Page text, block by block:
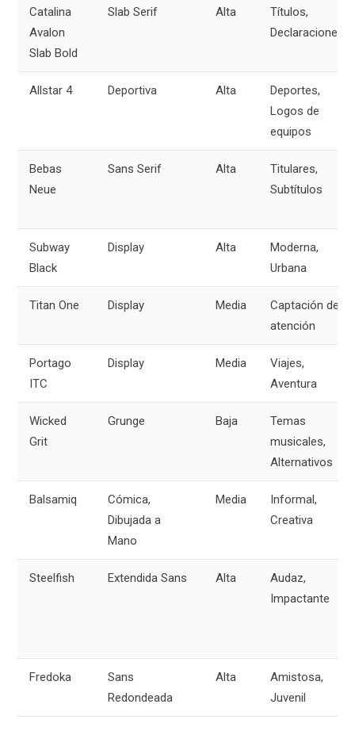
Catalina
Avalon
Slab Bold
Slab Serif Alta
Títulos,
Declaraciones
Allstar 4 Deportiva Alta
Deportes,
Logos de
equipos
Bebas
Neue
Sans Serif Alta
Titulares,
Subtítulos
Subway
Black
Display Alta
Moderna,
Urbana
Titan One Display Media
Captación de
atención
Portago
ITC
Display Media
Viajes,
Aventura
Wicked
Grit
Grunge Baja
Temas
musicales,
Alternativos
Balsamiq
Cómica,
Dibujada a
Mano
Media
Informal,
Creativa
Steelfish Extendida Sans Alta
Audaz,
Impactante
Fredoka
Sans
Redondeada
Alta
Amistosa,
Juvenil